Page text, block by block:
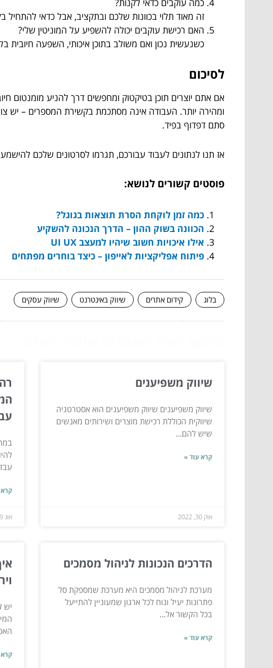
כמה עוקבים כדאי לקנות?
זה מאוד תלוי בכוונות שלכם ובתקציב, אבל כדאי להתחיל בקטן – 500 עד 2000 עוקבים זה בסיס
האם רכישת עוקבים יכולה להשפיע על המוניטין שלי?
כשנעשית נכון ואם משולב בתוכן איכותי, השפעה חיובית
לסיכום
אם אתם יוצרים תוכן בטיקטוק ומחפשים דרך להניע מומנטום
ומהירה יותר. העבודה אינה מסתכמת בקשירת המספרים – יש
סתם דפדוף בפיד.
אז תנו לנתונים לעבוד עבורכם, תגרמו לסרטונים שלכם
פוסטים קשורים לנושא:
כמה זמן לוקחת הסרת תוצאות בגוגל?
הכוונה בשוק ההון – הדרך הנכונה להשקיע
אילו איכויות חשוב שיהיו למעצב UI UX
פיתוח אפליקציות לאייפון – כיצד בוחרים מפתחים
בלוג קידום אתרים שיווק באינטרנט שיווק עסקים
שיווק משפיענים
שיווק משפיענים שיווק משפיענים הוא אסטרטגיה
שיווקית הכוללת רכישת מוצרים ושירותים מאנשים
שיש להם...
קרא עוד »
אוק 30, 2022
קרא
אוג 19, 2024
הדרכים הנכונות לניהול מסמכים
מערכת לניהול מסמכים היא מערכת שמספקת סל
פתרונות יעיל ונוח לכל ארגון שמעוניין להתייעל
בכל הקשור אל...
קרא עוד »
יש
קרא